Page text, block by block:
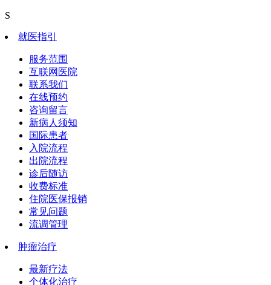
S
就医指引
服务范围
互联网医院
联系我们
在线预约
咨询留言
新病人须知
国际患者
入院流程
出院流程
诊后随访
收费标准
住院医保报销
常见问题
流调管理
肿瘤治疗
最新疗法
个体化治疗